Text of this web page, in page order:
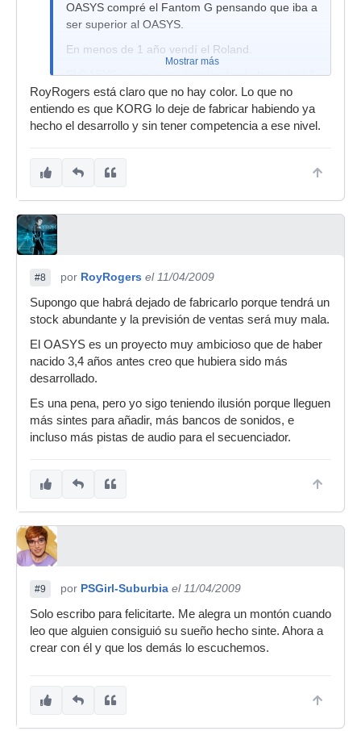
OASYS compré el Fantom G pensando que iba a
ser superior al OASYS.
En menos de 1 año vendí el Roland.
El OASYS sigue en mi estudio desde hace casi 3
años y seguirá durante muchos más años.
Mostrar más
RoyRogers está claro que no hay color. Lo que no
entiendo es que KORG lo deje de fabricar habiendo ya
hecho el desarrollo y sin tener competencia a ese nivel.
#8 por RoyRogers el 11/04/2009
Supongo que habrá dejado de fabricarlo porque tendrá un
stock abundante y la previsión de ventas será muy mala.
El OASYS es un proyecto muy ambicioso que de haber
nacido 3,4 años antes creo que hubiera sido más
desarrollado.
Es una pena, pero yo sigo teniendo ilusión porque lleguen
más sintes para añadir, más bancos de sonidos, e
incluso más pistas de audio para el secuenciador.
#9 por PSGirl-Suburbia el 11/04/2009
Solo escribo para felicitarte. Me alegra un montón cuando
leo que alguien consiguió su sueño hecho sinte. Ahora a
crear con él y que los demás lo escuchemos.